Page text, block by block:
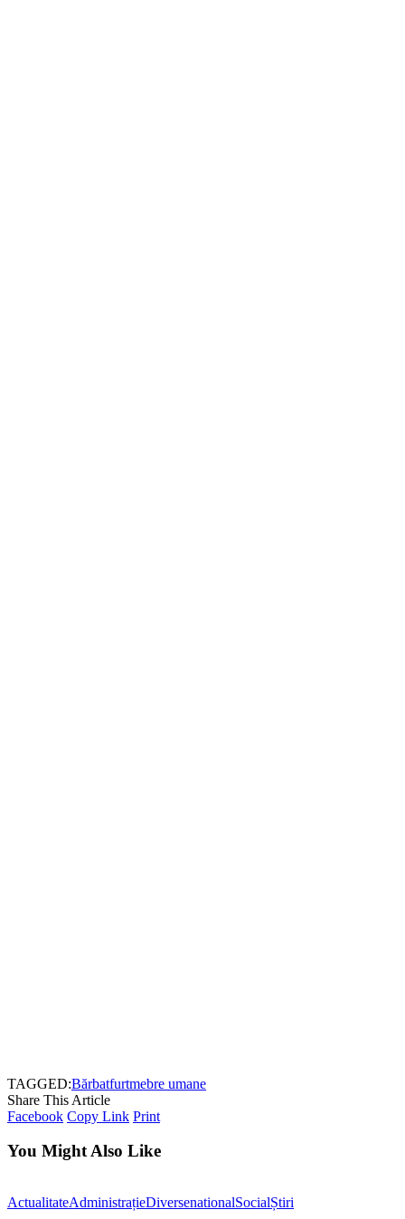
TAGGED:Bărbatfurtmebre umane
Share This Article
Facebook Copy Link Print
You Might Also Like
ActualitateAdministrațieDiversenationalSocialȘtiri